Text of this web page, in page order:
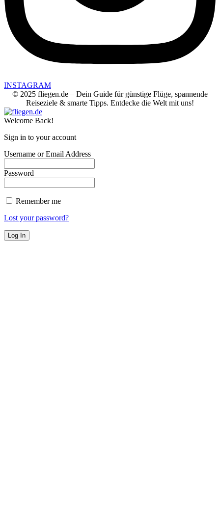
INSTAGRAM
© 2025 fliegen.de – Dein Guide für günstige Flüge, spannende
Reiseziele & smarte Tipps. Entdecke die Welt mit uns!
Welcome Back!
Sign in to your account
Username or Email Address
Password
Remember me
Lost your password?